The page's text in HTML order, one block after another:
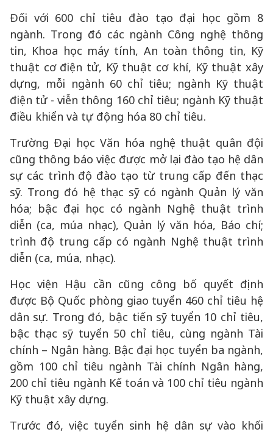
Đối với 600 chỉ tiêu đào tạo đại học gồm 8
ngành. Trong đó các ngành Công nghệ thông
tin, Khoa học máy tính, An toàn thông tin, Kỹ
thuật cơ điện tử, Kỹ thuật cơ khí, Kỹ thuật xây
dựng, mỗi ngành 60 chỉ tiêu; ngành Kỹ thuật
điện tử - viễn thông 160 chỉ tiêu; ngành Kỹ thuật
điều khiển và tự động hóa 80 chỉ tiêu.
Trường Đại học Văn hóa nghệ thuật quân đội
cũng thông báo việc được mở lại đào tạo hệ dân
sự các trình độ đào tạo từ trung cấp đến thạc
sỹ. Trong đó hệ thạc sỹ có ngành Quản lý văn
hóa; bậc đại học có ngành Nghệ thuật trình
diễn (ca, múa nhạc), Quản lý văn hóa, Báo chí;
trình độ trung cấp có ngành Nghệ thuật trình
diễn (ca, múa, nhạc).
Học viện Hậu cần cũng công bố quyết định
được Bộ Quốc phòng giao tuyển 460 chỉ tiêu hệ
dân sự. Trong đó, bậc tiến sỹ tuyển 10 chỉ tiêu,
bậc thạc sỹ tuyển 50 chỉ tiêu, cùng ngành Tài
chính – Ngân hàng. Bậc đại học tuyển ba ngành,
gồm 100 chỉ tiêu ngành Tài chính Ngân hàng,
200 chỉ tiêu ngành Kế toán và 100 chỉ tiêu ngành
Kỹ thuật xây dựng.
Trước đó, việc tuyển sinh hệ dân sự vào khối